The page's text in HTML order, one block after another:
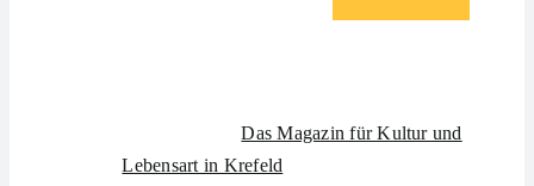
Das Magazin für Kultur und
Lebensart in Krefeld